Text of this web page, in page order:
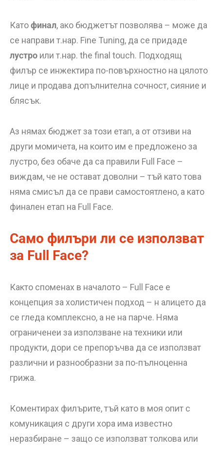
Катофинал, ако бюджетът позволява – може да
се направи т.нар. Fine Tuning, да се придаде
лустро или т.нар. the final touch. Подходящ
филър се инжектира по-повърхностно на цялото
лице и продава допълнителна сочност, сияние и
блясък.
Аз нямах бюджет за този етап, а от отзиви на
други момичета, на които им е предложено за
лустро, без обаче да са правили Full Face –
виждам, че не остават доволни – тъй като това
няма смисъл да се прави самостоятлено, а като
финален етап на Full Face.
Само филъри ли се използват
за Full Face?
Както споменах в началото – Full Face е
концепция за холистичен подход – н алицето да
се гледа комплексно, а не на парче. Няма
ограниченеи за използване на техники или
продукти, дори се препоръчва да се използват
различни и разнообразни за по-пълноценна
грижа.
Коментирах филърите, тъй като в моя опит с
комуникация с други хора има известно
неразбиране – защо се използват толкова или